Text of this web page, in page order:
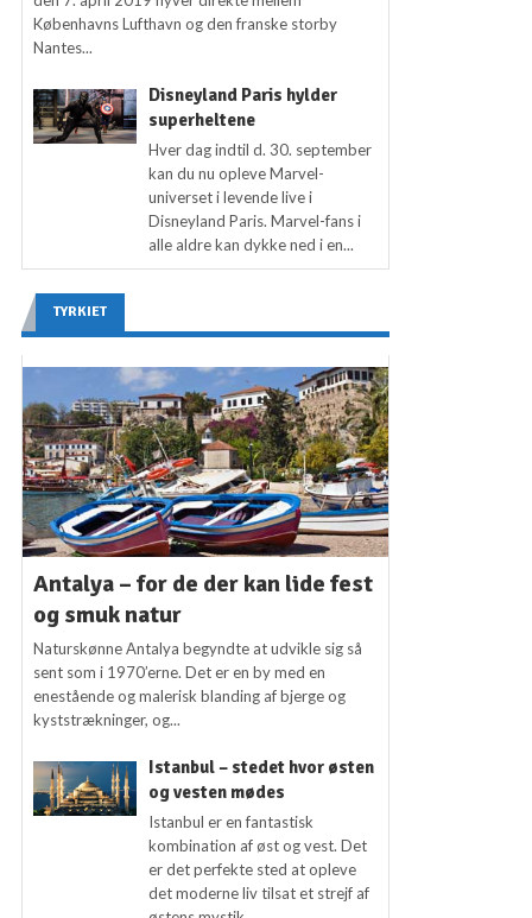
Københavns Lufthavn og den franske storby
Nantes...
Disneyland Paris hylder
superheltene
Hver dag indtil d. 30. september
kan du nu opleve Marvel-
universet i levende live i
Disneyland Paris. Marvel-fans i
alle aldre kan dykke ned i en...
TYRKIET
Antalya – for de der kan lide fest
og smuk natur
Naturskønne Antalya begyndte at udvikle sig så
sent som i 1970’erne. Det er en by med en
enestående og malerisk blanding af bjerge og
kyststrækninger, og...
Istanbul – stedet hvor østen
og vesten mødes
Istanbul er en fantastisk
kombination af øst og vest. Det
er det perfekte sted at opleve
det moderne liv tilsat et strejf af